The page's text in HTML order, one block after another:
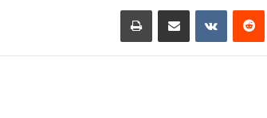
بينتيريست ‏VKontakte